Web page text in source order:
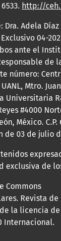
http://
Dra. Adela
04-
ante el
de
número:
Mtro.
Universitaria
#4000
México. C.P.
03 de julio
exclusiva de
Commons
Revista
la licencia de
Internacional.